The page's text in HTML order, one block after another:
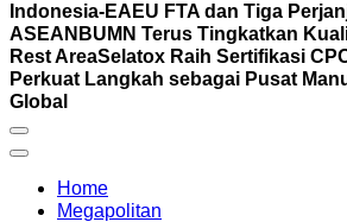
Indonesia-EAEU FTA dan Tiga
ASEAN BUMN Terus Tingkatkan
Rest AreaSelatox Raih Sertifikasi
Perkuat Langkah sebagai Pusat
Global
Home
Megapolitan